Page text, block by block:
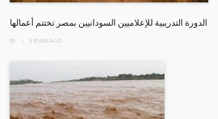
الدورة التدريبية للإعلاميين السودانيين بمصر تختتم أعمالها
BY 5 YEARSAGO